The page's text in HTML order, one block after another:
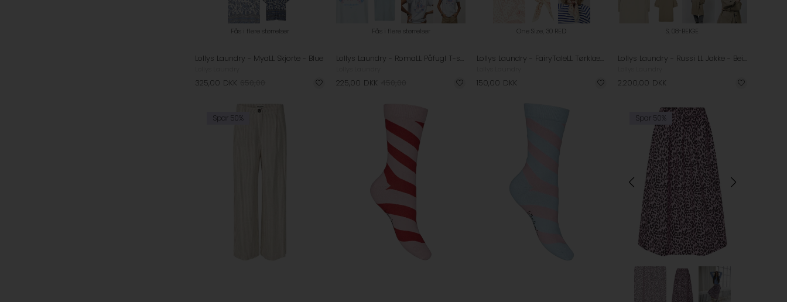
Fås i flere størrelser
Lollys Laundry - MyaLL Skjorte - Blue
325,00 DKK
Fås i flere størrelser
Lollys Laundry - RomaLL Påfugl T-shirt - Light Blue
225,00 DKK
One Size, 30 RED
Lollys Laundry - FairyTaleLL Tørklæde - Red
150,00 DKK
S, 08-BEIGE
Lollys Laundry - Russi LL Jakke - Beige
2.200,00 DKK
Spar 50% Spar 50%